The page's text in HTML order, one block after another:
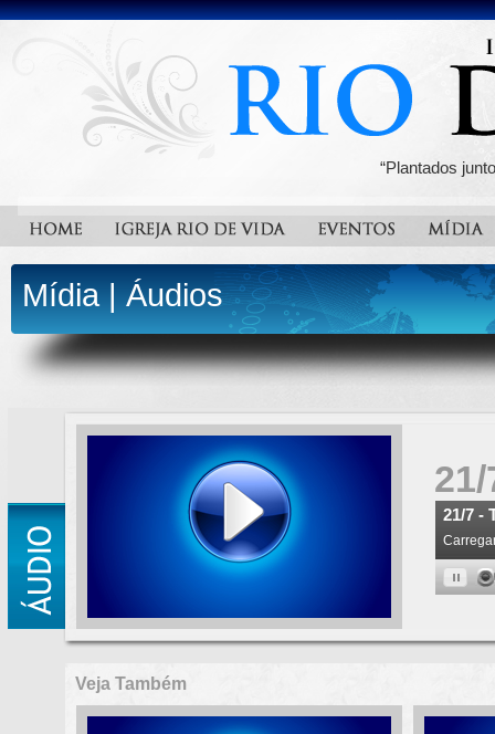
“Plantados
Mídia|Áudios
Veja Também